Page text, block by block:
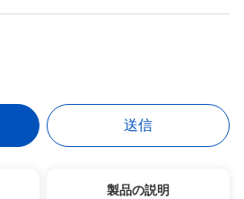
送信
製品の説明